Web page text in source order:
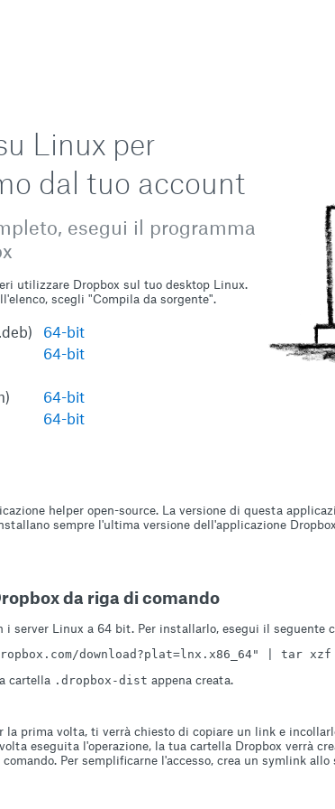
Linux per
dal tuo account
esegui il programma
utilizzare Dropbox sul tuo desktop Linux.
scegli "Compila da sorgente".
64-bit
64-bit
64-bit
64-bit
helper open-source. La versione di questa
sempre l'ultima versione dell'applicazione
da riga di comando
i server Linux a 64 bit. Per installarlo, esegui il seguente
download?plat=lnx.x86_64" | tar
cartella .dropbox-dist appena creata.
la prima volta, ti verrà chiesto di copiare un link e
eseguita l'operazione, la tua cartella Dropbox verrà
Per semplificarne l'accesso, crea un symlink